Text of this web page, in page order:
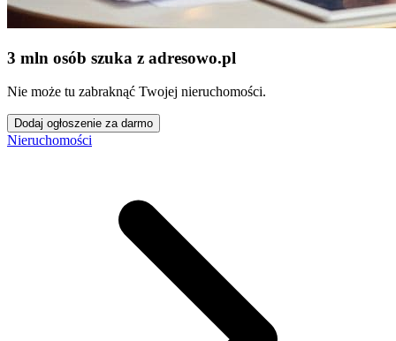
3 mln osób szuka z adresowo.pl
Nie może tu zabraknąć Twojej nieruchomości.
Dodaj ogłoszenie za darmo
Nieruchomości